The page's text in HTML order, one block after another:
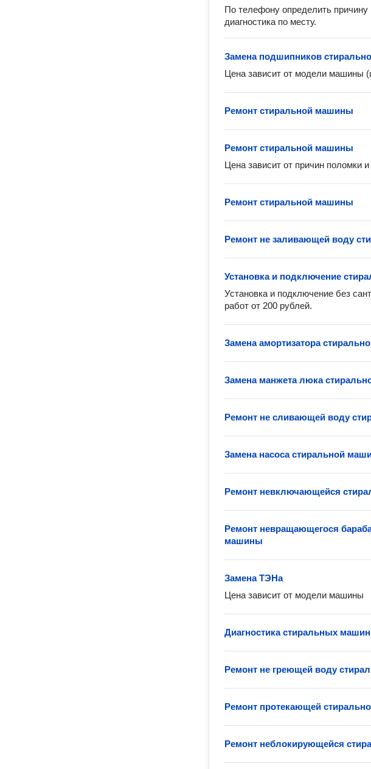
По телефону определить
диагностика по месту.
Замена подшипников
Цена зависит от модели машины
Ремонт стиральной машины
Ремонт стиральной машины
Цена зависит от причин поломки
Ремонт стиральной машины
Ремонт не заливающей воду
Установка и подключение
Установка и подключение без
работ от 200 рублей.
Замена амортизатора
Замена манжета люка
Ремонт не сливающей воду
Замена насоса стиральной
Ремонт невключающейся
Ремонт невращающегося
машины
Замена ТЭНа
Цена зависит от модели машины
Диагностика стиральных машин
Ремонт не греющей воду
Ремонт протекающей
Ремонт неблокирующейся